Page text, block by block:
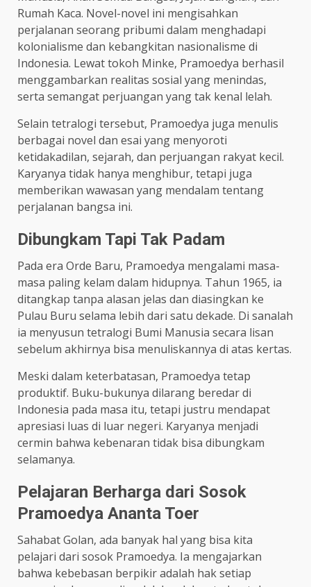
Rumah Kaca. Novel-novel ini mengisahkan
perjalanan seorang pribumi dalam menghadapi
kolonialisme dan kebangkitan nasionalisme di
Indonesia. Lewat tokoh Minke, Pramoedya berhasil
menggambarkan realitas sosial yang menindas,
serta semangat perjuangan yang tak kenal lelah.
Selain tetralogi tersebut, Pramoedya juga menulis
berbagai novel dan esai yang menyoroti
ketidakadilan, sejarah, dan perjuangan rakyat kecil.
Karyanya tidak hanya menghibur, tetapi juga
memberikan wawasan yang mendalam tentang
perjalanan bangsa ini.
Dibungkam Tapi Tak Padam
Pada era Orde Baru, Pramoedya mengalami masa-
masa paling kelam dalam hidupnya. Tahun 1965, ia
ditangkap tanpa alasan jelas dan diasingkan ke
Pulau Buru selama lebih dari satu dekade. Di sanalah
ia menyusun tetralogi Bumi Manusia secara lisan
sebelum akhirnya bisa menuliskannya di atas kertas.
Meski dalam keterbatasan, Pramoedya tetap
produktif. Buku-bukunya dilarang beredar di
Indonesia pada masa itu, tetapi justru mendapat
apresiasi luas di luar negeri. Karyanya menjadi
cermin bahwa kebenaran tidak bisa dibungkam
selamanya.
Pelajaran Berharga dari Sosok
Pramoedya Ananta Toer
Sahabat Golan, ada banyak hal yang bisa kita
pelajari dari sosok Pramoedya. Ia mengajarkan
bahwa kebebasan berpikir adalah hak setiap